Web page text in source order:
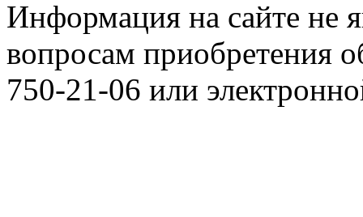
Информация на сайте не
вопросам приобретения
750-21-06 или